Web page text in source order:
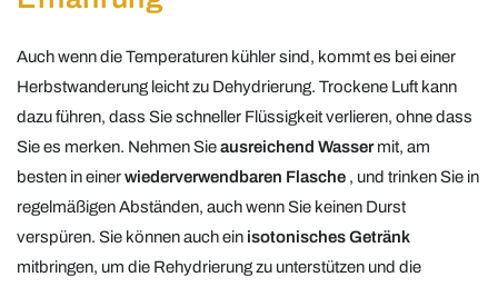
Auch wenn die Temperaturen kühler sind, kommt es bei einer
Herbstwanderung leicht zu Dehydrierung. Trockene Luft kann
dazu führen, dass Sie schneller Flüssigkeit verlieren, ohne dass
Sie es merken. Nehmen Sieausreichend Wassermit, am
besten in einerwiederverwendbaren Flasche , und trinken Sie in
regelmäßigen Abständen, auch wenn Sie keinen Durst
verspüren. Sie können auch ein isotonisches Getränk
mitbringen, um die Rehydrierung zu unterstützen und die